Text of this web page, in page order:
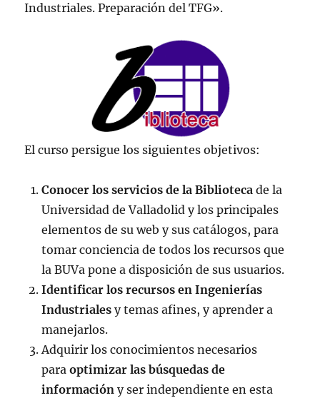
Industriales. Preparación del TFG».
El curso persigue los siguientes objetivos:
Conocer los servicios de la Biblioteca de la
Universidad de Valladolid y los principales
elementos de su web y sus catálogos, para
tomar conciencia de todos los recursos que
la BUVa pone a disposición de sus usuarios.
Identificar los recursos en Ingenierías
Industriales y temas afines, y aprender a
manejarlos.
Adquirir los conocimientos necesarios
paraoptimizar las búsquedas de
información y ser independiente en esta